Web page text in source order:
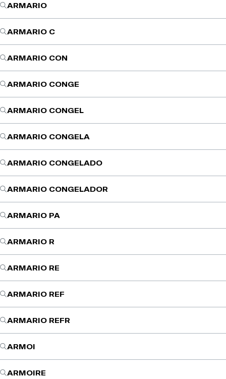
ARMARIO
ARMARIO C
ARMARIO CON
ARMARIO CONGE
ARMARIO CONGEL
ARMARIO CONGELA
ARMARIO CONGELADO
ARMARIO CONGELADOR
ARMARIO PA
ARMARIO R
ARMARIO RE
ARMARIO REF
ARMARIO REFR
ARMOI
ARMOIRE